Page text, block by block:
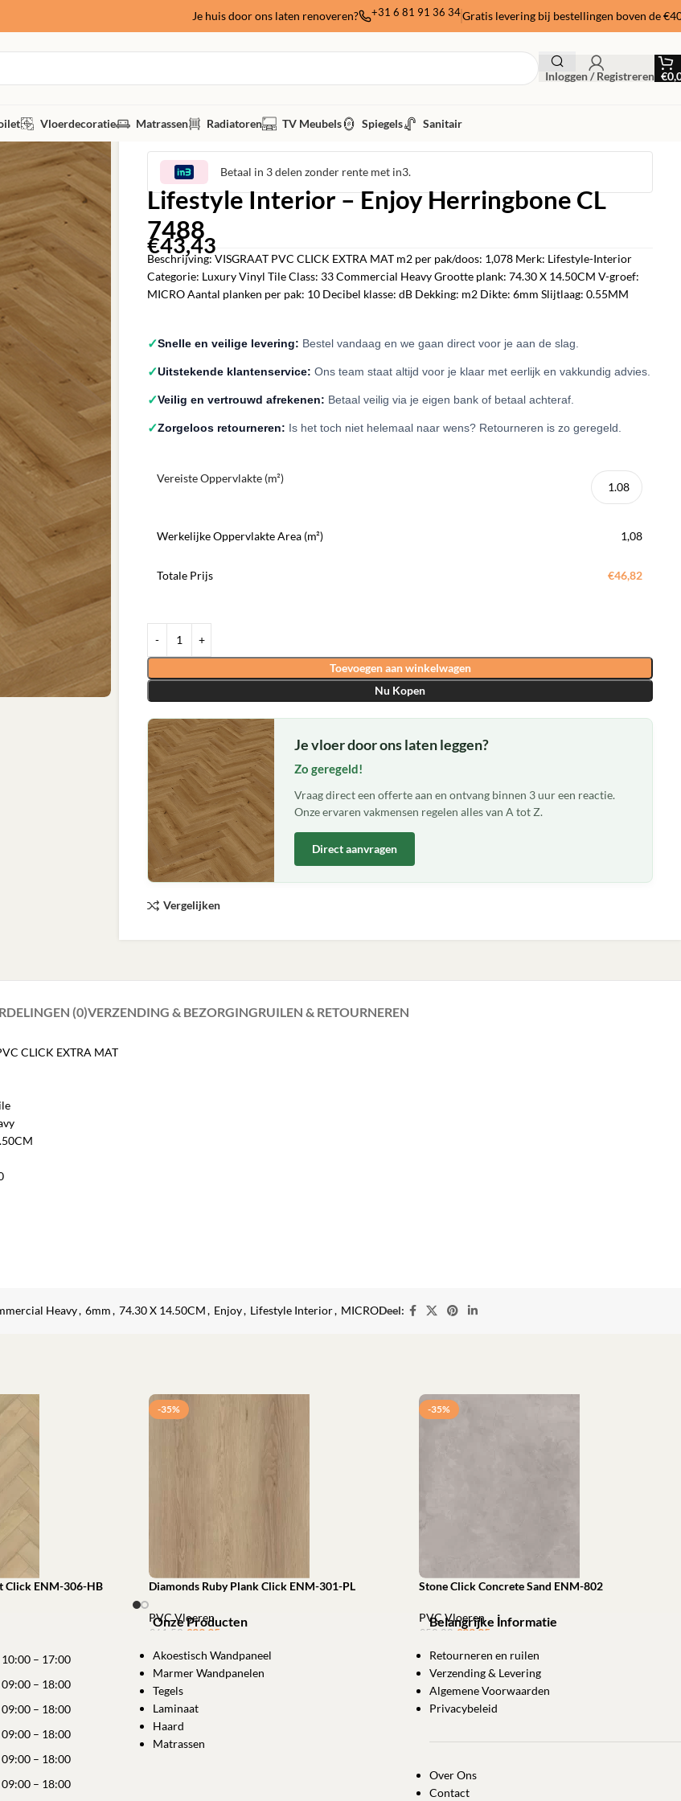
Je huis door ons laten renoveren? +31 6 81 91 36 34Gratis levering bij bestellingen boven de
Inloggen / Registreren €
Vloerdecoratie Matrassen Radiatoren TV Meubels Spiegels Sanitair
Betaal in 3 delen zonder rente met in3.
Lifestyle Interior – Enjoy Herringbone CL
7488
€43,43
Beschrijving: VISGRAAT PVC CLICK EXTRA MAT m2 per pak/doos: 1,078 Merk: Lifestyle-Interior
Categorie: Luxury Vinyl Tile Class: 33 Commercial Heavy Grootte plank: 74.30 X 14.50CM V-groef:
MICRO Aantal planken per pak: 10 Decibel klasse: dB Dekking: m2 Dikte: 6mm Slijtlaag: 0.55MM
✓Snelle en veilige levering: Bestel vandaag en we gaan direct voor je aan de slag.
✓Uitstekende klantenservice: Ons team staat altijd voor je klaar met eerlijk en vakkundig advies.
✓Veilig en vertrouwd afrekenen: Betaal veilig via je eigen bank of betaal achteraf.
✓Zorgeloos retourneren: Is het toch niet helemaal naar wens? Retourneren is zo geregeld.
Vereiste Oppervlakte (m²)
Werkelijke Oppervlakte Area (m²) 1,08
Totale Prijs €46,82
Toevoegen aan winkelwagen
Nu Kopen
Je vloer door ons laten leggen?
Zo geregeld!
Vraag direct een offerte aan en ontvang binnen 3 uur een reactie.
Onze ervaren vakmensen regelen alles van A tot Z.
Direct aanvragen
Vergelijken
(0)VERZENDING & BEZORGINGRUILEN & RETOURNEREN
CLICK EXTRA MAT
Heavy, 6mm, 74.30 X 14.50CM, Enjoy, Lifestyle Interior, MICRODeel:
Click ENM-306-HB
-35%
Diamonds Ruby Plank Click ENM-301-PL
PVC Vloeren
€ 61,53 €39,95
Toevoegen aan winkelwagen
-35%
Stone Click Concrete Sand ENM-802
PVC Vloeren
€ 52,28 €33,95
Toevoegen aan winkelwagen
10:00 – 17:00
09:00 – 18:00
09:00 – 18:00
09:00 – 18:00
09:00 – 18:00
09:00 – 18:00
Onze Producten
Akoestisch Wandpaneel
Marmer Wandpanelen
Tegels
Laminaat
Haard
Matrassen
Belangrijke İnformatie
Retourneren en ruilen
Verzending & Levering
Algemene Voorwaarden
Privacybeleid
Over Ons
Contact